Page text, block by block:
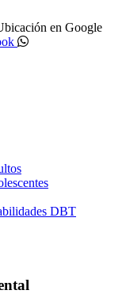
en Google
DBT